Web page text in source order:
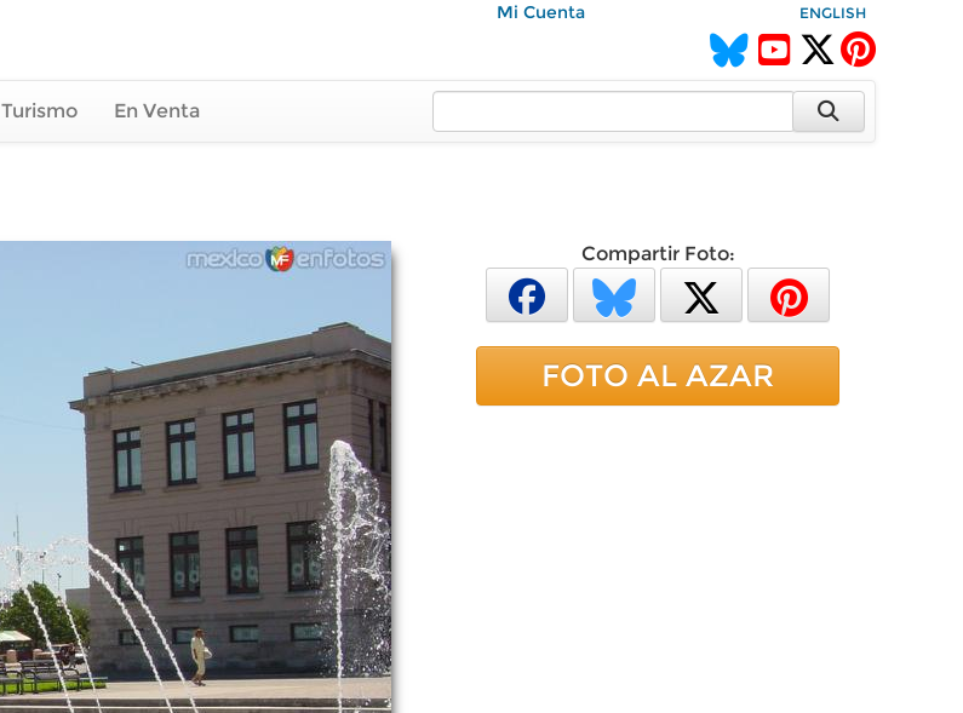
Mi Cuenta ENGLISH
Turismo En Venta
Compartir Foto:
FOTO AL AZAR